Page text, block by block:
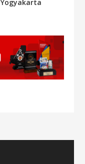
Yogyakarta